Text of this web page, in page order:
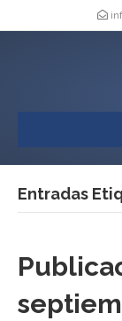
Entradas